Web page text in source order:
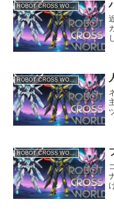
ROBOT CROSS WORLD
ROBOT CROSS WORLD
ROBOT CROSS WORLD